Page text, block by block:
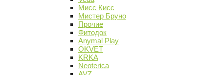
Мисс Кисс
Мистер Бруно
Прочие
Фитодок
Anymal Play
OKVET
KRKA
Neoterica